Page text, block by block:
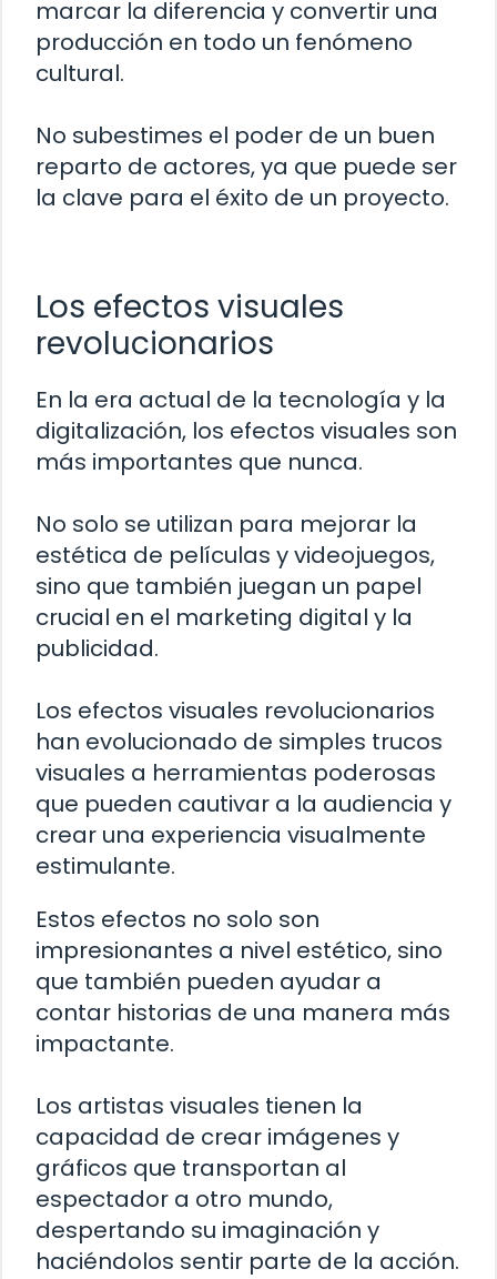
marcar la diferencia y convertir una
producción en todo un fenómeno
cultural.
No subestimes el poder de un buen
reparto de actores, ya que puede ser
la clave para el éxito de un proyecto.
Los efectos visuales
revolucionarios
En la era actual de la tecnología y la
digitalización, los efectos visuales son
más importantes que nunca.
No solo se utilizan para mejorar la
estética de películas y videojuegos,
sino que también juegan un papel
crucial en el marketing digital y la
publicidad.
Los efectos visuales revolucionarios
han evolucionado de simples trucos
visuales a herramientas poderosas
que pueden cautivar a la audiencia y
crear una experiencia visualmente
estimulante.
Estos efectos no solo son
impresionantes a nivel estético, sino
que también pueden ayudar a
contar historias de una manera más
impactante.
Los artistas visuales tienen la
capacidad de crear imágenes y
gráficos que transportan al
espectador a otro mundo,
despertando su imaginación y
haciéndolos sentir parte de la acción.